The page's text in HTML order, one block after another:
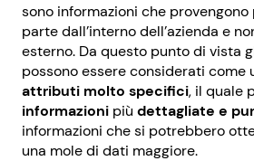
sono informazioni che
parte dall’interno dell’azienda e
esterno. Da questo punto di vista
possono essere considerati come
attributi molto specifici, il quale
informazioni più dettagliate e
informazioni che si potrebbero
una mole di dati maggiore.